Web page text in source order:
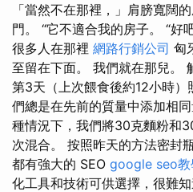
「當然不在那裡，」肩膀寬闊
門。 “它不適合我的房子。 “好
很多人在那裡 網路行銷公司 匈
至留在下面。 我們就在那兒。
第3天（上次餵食後約12小時
們總是在先前的質量中添加相
種情況下，我們將30克麵粉和
次混合。 按照昨天的方法密封
都有強大的 SEO google seo教
化工具和技術可供選擇，很難